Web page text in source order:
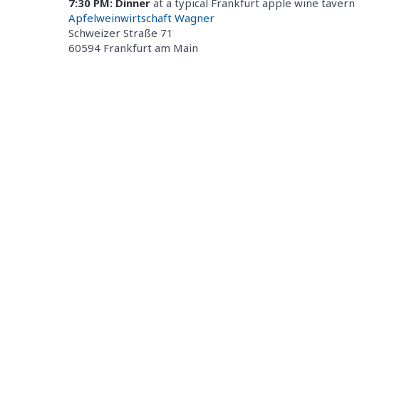
7:30 PM: Dinner at a typical Frankfurt apple wine tavern
Apfelweinwirtschaft Wagner
Schweizer Straße 71
60594 Frankfurt am Main